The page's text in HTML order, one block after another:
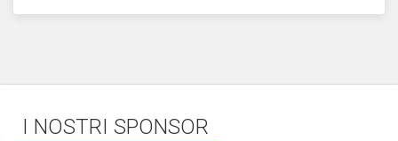
I NOSTRI SPONSOR